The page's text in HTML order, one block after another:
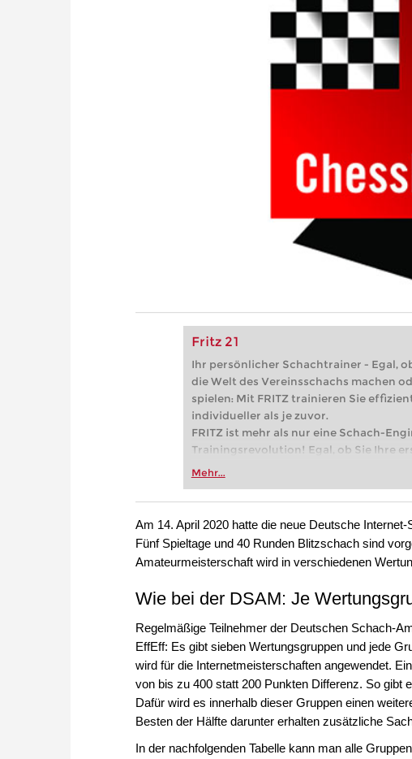
Fritz 21
Ihr persönlicher Schachtrainer - Egal,
die Welt des Vereinsschachs machen
spielen: Mit FRITZ trainieren Sie
individueller als je zuvor.
FRITZ ist mehr als nur eine Schach-
Trainingsrevolution! Egal, ob Sie Ihre
Vereinsschachs machen oder bereits
zuvor.
Mehr...
Am 14. April 2020 hatte die neue Deutsche
Fünf Spieltage und 40 Runden Blitzschach sind
Amateurmeisterschaft wird in verschiedenen
Wie bei der DSAM: Je
Regelmäßige Teilnehmer der Deutschen Schach-
EffEff: Es gibt sieben Wertungsgruppen und jede
wird für die Internetmeisterschaften angewendet.
von bis zu 400 statt 200 Punkten Differenz. So gibt
Dafür wird es innerhalb dieser Gruppen einen
Besten der Hälfte darunter erhalten zusätzliche
In der nachfolgenden Tabelle kann man alle